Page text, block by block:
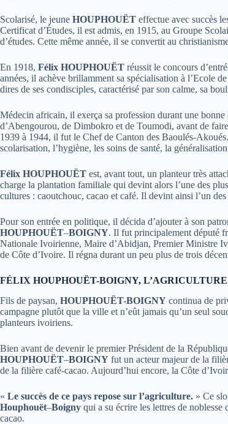
Scolarisé, le jeune HOUPHOUËT effectue avec succès
Certificat d’Études, il est admis, en 1915, au Groupe
d’études. Cette même année, il se convertit au
En 1918, Félix HOUPHOUËT réussit le concours
années, il achève brillamment sa spécialisation à l’Ecole
dires de ses condisciples, caractérisé par son calme, sa
Médecin africain, il exerça sa profession durant une
d’Abengourou, de Dimbokro et de Toumodi, avant de
1939 à 1944, il fut le Chef de Canton des Baoulés-
scolarisation, l’hygiène, les soins de santé, la
Félix HOUPHOUËT est, avant tout, un planteur très
charge la plantation familiale qui devint alors l’une des
cultures : caoutchouc, cacao et café. Il devint ainsi l’un
Pour son entrée en politique, il décida d’ajouter à son
HOUPHOUËT–BOIGNY. Il fut principalement député
Nationale Ivoirienne, Maire d’Abidjan, Premier Ministre
de Côte d’Ivoire. Il régna durant un peu plus de trois
FÉLIX HOUPHOUËT-BOIGNY,
Fils de paysan, HOUPHOUËT-BOIGNY continua de
campagne plutôt que la ville et n’eût jamais qu’un seul
planteurs ivoiriens.
Bien avant de devenir le premier Président de la
HOUPHOUËT–BOIGNY fut un acteur majeur de la
de la filière café-cacao. Aujourd’hui encore, la Côte
« Le succès de ce pays repose sur l’agriculture. » Ce
Houphouët–Boigny qui a su écrire les lettres de
cacao.